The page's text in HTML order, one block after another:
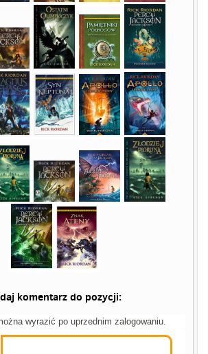
komentarz do pozycji:
wyrazić po uprzednim zalogowaniu.